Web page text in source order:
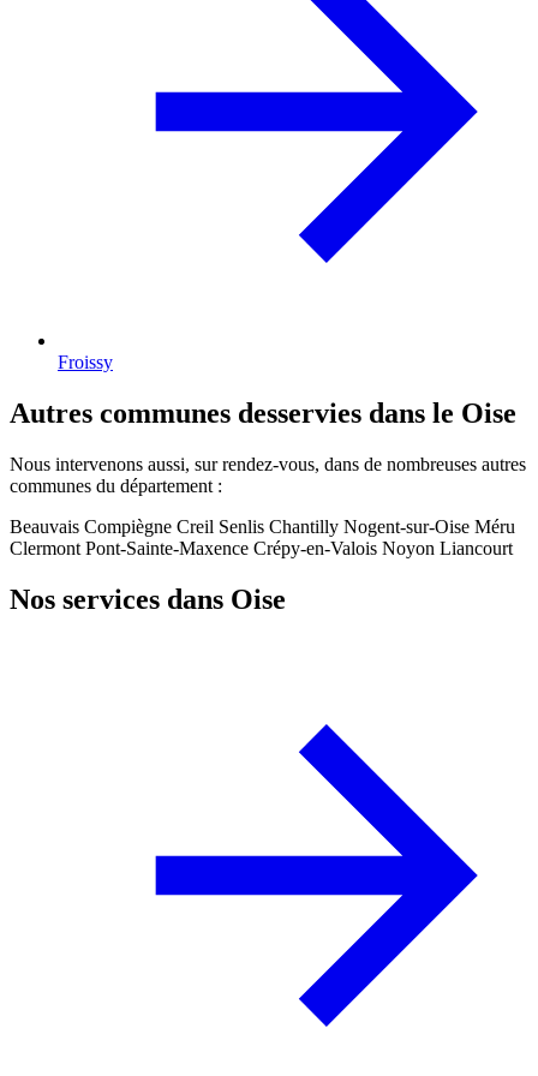
Froissy
Autres communes desservies dans le Oise
Nous intervenons aussi, sur rendez-vous, dans de nombreuses autres
communes du département :
Beauvais Compiègne Creil Senlis Chantilly Nogent-sur-Oise Méru
Clermont Pont-Sainte-Maxence Crépy-en-Valois Noyon Liancourt
Nos services dans Oise